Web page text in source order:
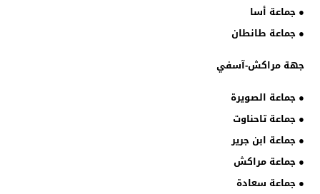
● جماعة أسا
● جماعة طانطان
جهة مراكش-آسفي
● جماعة الصويرة
● جماعة تاحناوت
● جماعة ابن جرير
● جماعة مراكش
● جماعة سعادة